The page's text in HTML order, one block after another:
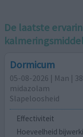
De laatste
Dormicum
05-08-2026 | Man | 38
midazolam
Slapeloosheid
Effectiviteit
Hoeveelheid